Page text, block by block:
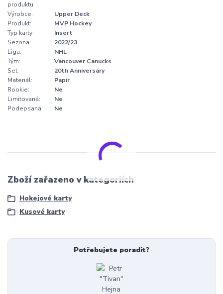
produktu:
Výrobce:
Upper Deck
Produkt:
MVP Hockey
Typ karty:
Insert
Sezona:
2022/23
Liga:
NHL
Tým:
Vancouver Canucks
Set:
20th Anniversary
Materiál:
Papír
Rookie:
Ne
Limitovaná:
Ne
Podepsaná:
Ne
Zboží zařazeno v kategoriích
Hokejové karty
Kusové karty
Potřebujete poradit?